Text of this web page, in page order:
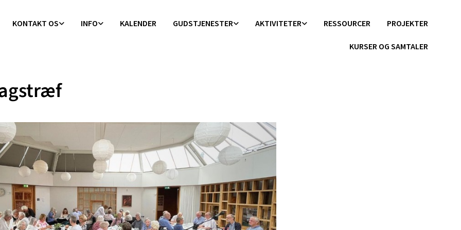
KONTAKT OS INFO KALENDER GUDSTJENESTER AKTIVITETER RESSOURCER PROJEKTER
KURSER OG SAMTALER